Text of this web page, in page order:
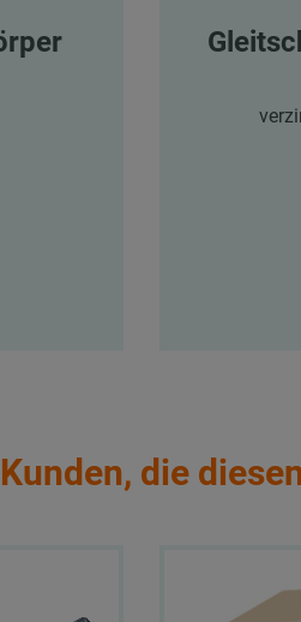
Kunden, die